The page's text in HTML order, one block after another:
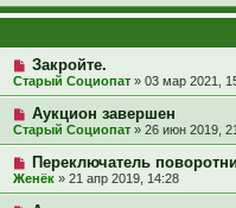
Закройте.
Старый Социопат » 03 мар 2021,
Аукцион завершен
Старый Социопат » 26 июн 2019,
Переключатель
Женёк » 21 апр 2019, 14:28